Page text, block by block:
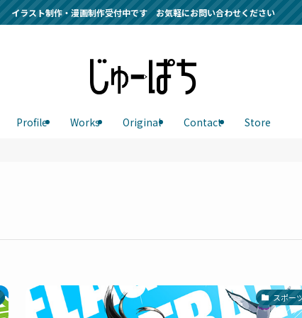
イラスト制作・漫画制作受付中です お気軽にお問い合わせください
Profile Works Original Contact Store
スポー